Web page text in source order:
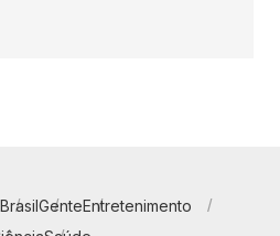
BrasilGenteEntretenimento